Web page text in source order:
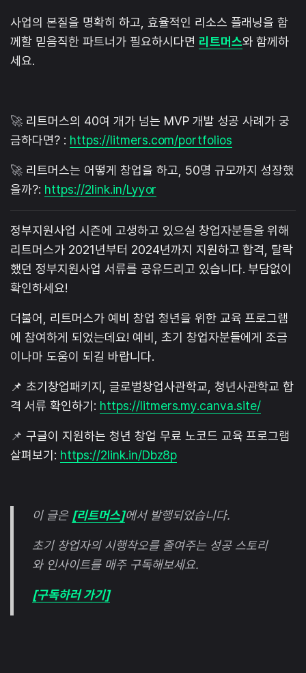
사업의 본질을 명확히 하고, 효율적인 리소스 플래닝을 함
께할 믿음직한 파트너가 필요하시다면 리트머스와 함께하
세요.
🚀 리트머스의 40여 개가 넘는 MVP 개발 성공 사례가 궁
금하다면? : https://litmers.com/portfolios
🚀 리트머스는 어떻게 창업을 하고, 50명 규모까지 성장했
을까?: https://2link.in/Lyyor
정부지원사업 시즌에 고생하고 있으실 창업자분들을 위해
리트머스가 2021년부터 2024년까지 지원하고 합격, 탈락
했던 정부지원사업 서류를 공유드리고 있습니다. 부담없이
확인하세요!
더불어, 리트머스가 예비 창업 청년을 위한 교육 프로그램
에 참여하게 되었는데요! 예비, 초기 창업자분들에게 조금
이나마 도움이 되길 바랍니다.
📌 초기창업패키지, 글로벌창업사관학교, 청년사관학교 합
격 서류 확인하기: https://litmers.my.canva.site/
📌 구글이 지원하는 청년 창업 무료 노코드 교육 프로그램
살펴보기: https://2link.in/Dbz8p
이 글은 [리트머스]에서 발행되었습니다.
초기 창업자의 시행착오를 줄여주는 성공 스토리
와 인사이트를 매주 구독해보세요.
[구독하러 가기]